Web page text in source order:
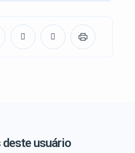
deste usuário